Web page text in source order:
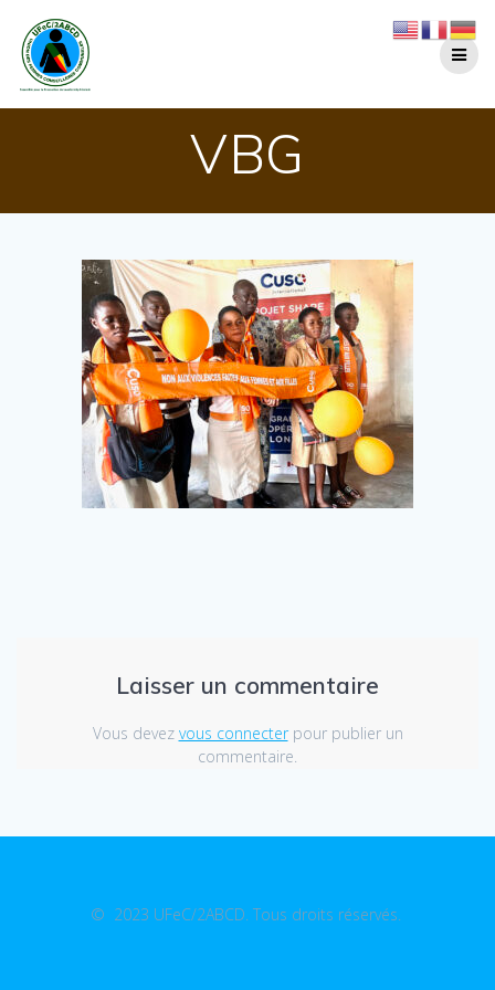
VBG
Laisser un commentaire
Vous devez vous connecterpour publier un
commentaire.
© 2023 UFeC/2ABCD. Tous droits réservés.